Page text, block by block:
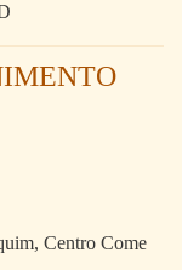
Centro Come